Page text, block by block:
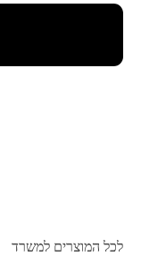
לכל המוצרים למשרד